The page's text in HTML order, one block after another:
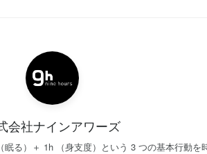
会社ナインアワーズ
る）＋ 1h （身支度）という 3 つの基本行動を